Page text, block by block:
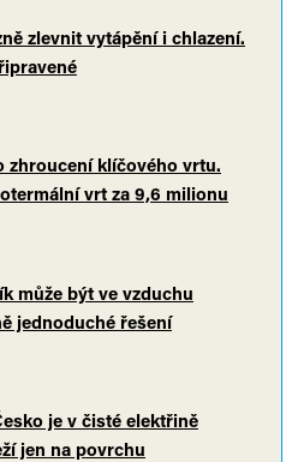
zlevnit vytápění i chlazení.
zhroucení klíčového vrtu.
vrt za 9,6 milionu
může být ve vzduchu
jednoduché řešení
je v čisté elektřině
jen na povrchu